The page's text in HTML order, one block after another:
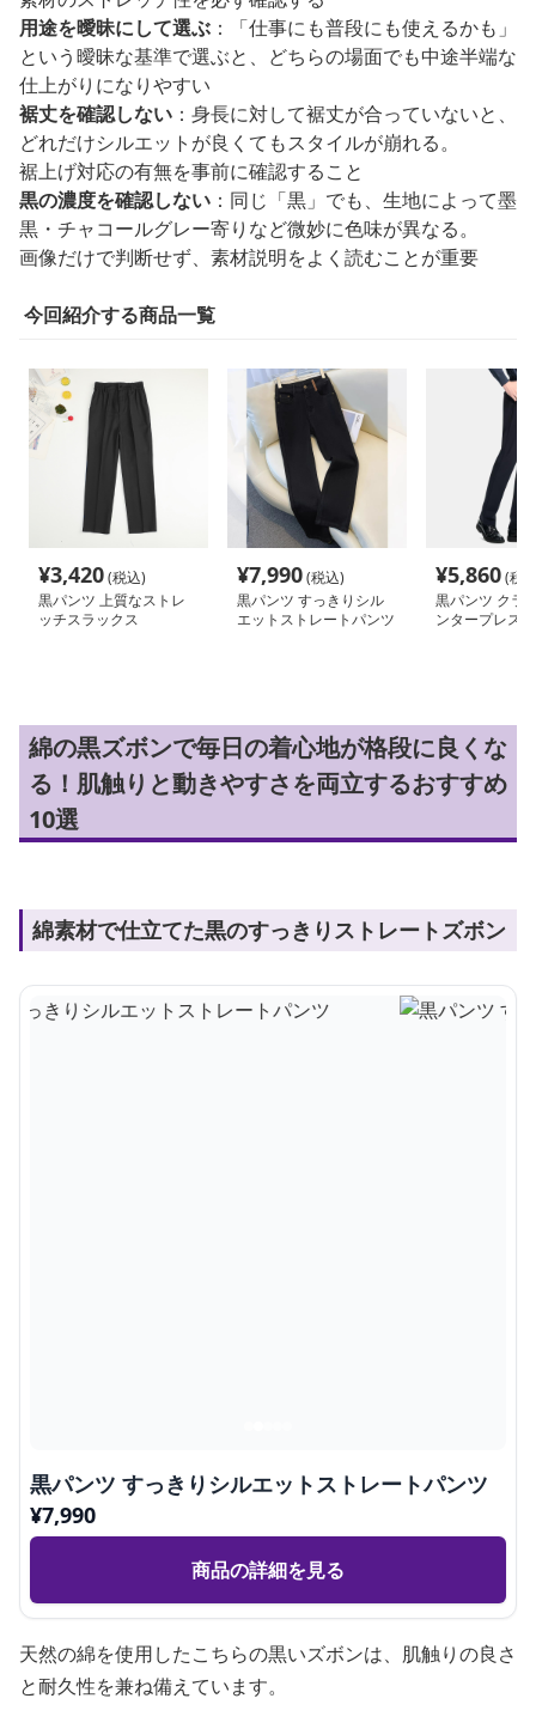
用途を曖昧にして選ぶ ：「仕事にも普段にも使えるかも」
という曖昧な基準で選ぶと、どちらの場面でも中途半端な
仕上がりになりやすい
裾丈を確認しない ：身長に対して裾丈が合っていないと、
どれだけシルエットが良くてもスタイルが崩れる。
裾上げ対応の有無を事前に確認すること
黒の濃度を確認しない ：同じ「黒」でも、生地によって墨
黒・チャコールグレー寄りなど微妙に色味が異なる。
画像だけで判断せず、素材説明をよく読むことが重要
今回紹介する商品一覧
¥3,420(税込)
黒パンツ 上質なストレ
ッチスラックス
¥7,990(税込)
黒パンツ すっきりシル
エットストレートパンツ
¥5,860(税
黒パンツ クラ
ンタープレス
綿の黒ズボンで毎日の着心地が格段に良くな
る！肌触りと動きやすさを両立するおすすめ
10選
綿素材で仕立てた黒のすっきりストレートズボン
黒パンツ すっきりシルエットストレートパンツ
¥7,990
商品の詳細を見る
天然の綿を使用したこちらの黒いズボンは、肌触りの良さ
と耐久性を兼ね備えています。